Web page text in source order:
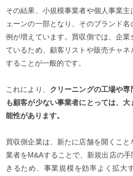
その結果、小規模事業者や個人事業
ェーンの一部となり、そのブランド
例が増えています。買収側では、企業
ているため、顧客リストや販売チャ
することが一般的です。
これにより、 クリーニングの工場や
も顧客が少ない事業者にとっては、
能性があります。
買収側企業は、新たに店舗を開くこ
業者をM&Aすることで、新規出店の
きるため、事業規模を効率よく拡大